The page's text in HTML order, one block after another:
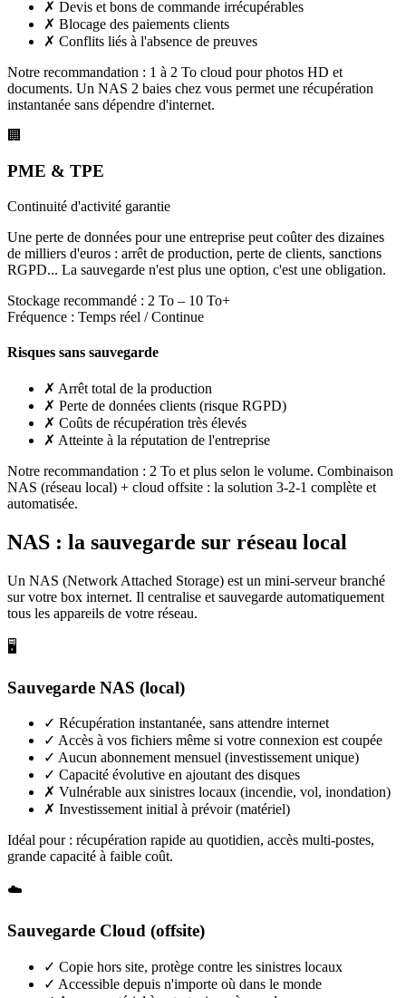
✗ Devis et bons de commande irrécupérables
✗ Blocage des paiements clients
✗ Conflits liés à l'absence de preuves
Notre recommandation : 1 à 2 To cloud pour photos HD et
documents. Un NAS 2 baies chez vous permet une récupération
instantanée sans dépendre d'internet.
🏢
PME & TPE
Continuité d'activité garantie
Une perte de données pour une entreprise peut coûter des dizaines
de milliers d'euros : arrêt de production, perte de clients, sanctions
RGPD... La sauvegarde n'est plus une option, c'est une obligation.
Stockage recommandé : 2 To – 10 To+
Fréquence : Temps réel / Continue
Risques sans sauvegarde
✗ Arrêt total de la production
✗ Perte de données clients (risque RGPD)
✗ Coûts de récupération très élevés
✗ Atteinte à la réputation de l'entreprise
Notre recommandation : 2 To et plus selon le volume. Combinaison
NAS (réseau local) + cloud offsite : la solution 3-2-1 complète et
automatisée.
NAS : la sauvegarde sur réseau local
Un NAS (Network Attached Storage) est un mini-serveur branché
sur votre box internet. Il centralise et sauvegarde automatiquement
tous les appareils de votre réseau.
🖥️
Sauvegarde NAS (local)
✓ Récupération instantanée, sans attendre internet
✓ Accès à vos fichiers même si votre connexion est coupée
✓ Aucun abonnement mensuel (investissement unique)
✓ Capacité évolutive en ajoutant des disques
✗ Vulnérable aux sinistres locaux (incendie, vol, inondation)
✗ Investissement initial à prévoir (matériel)
Idéal pour : récupération rapide au quotidien, accès multi-postes,
grande capacité à faible coût.
☁️
Sauvegarde Cloud (offsite)
✓ Copie hors site, protège contre les sinistres locaux
✓ Accessible depuis n'importe où dans le monde